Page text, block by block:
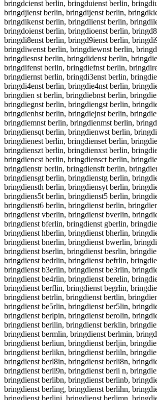
bringdcienst berlin, bringduienst berlin,
bringdjienst berlin, bringdijenst berlin,
bringdikenst berlin, bringdlienst berlin,
bringdoienst berlin, bringdioenst berlin,
bringdi8enst berlin, bringd9ienst berlin,
bringdiwenst berlin, bringdiewnst berlin,
bringdiesnst berlin, bringdidenst berlin,
bringdifenst berlin, bringdiefnst berlin,
bringdiernst berlin, bringdi3enst berlin,
bringdi4enst berlin, bringdie4nst berlin,
bringdien st berlin, bringdiebnst berlin,
bringdiegnst berlin, bringdiengst berlin,
bringdienhst berlin, bringdiejnst berlin,
bringdiemnst berlin, bringdienmst berlin,
bringdiensqt berlin, bringdienwst berlin,
bringdienest berlin, bringdienset berlin,
bringdienszt berlin, bringdienxst berlin,
bringdiencst berlin, bringdiensct berlin,
bringdienstr berlin, bringdiensft berlin,
bringdiensgt berlin, bringdienstg berlin,
bringdiensth berlin, bringdiensyt berlin,
bringdiens5t berlin, bringdienst5 berlin,
bringdienst6 berlin, bringdienst berlin,
bringdienst vberlin, bringdienst bverlin,
bringdienst bferlin, bringdienst gberlin,
bringdienst hberlin, bringdienst bherlin,
bringdienst bnerlin, bringdienst bwerlin,
bringdienst bserlin, bringdienst besrlin,
bringdienst bedrlin, bringdienst befrlin,
bringdienst b3erlin, bringdienst be3rlin,
bringdienst be4rlin, bringdienst berelin,
bringdienst berflin, bringdienst begrlin,
bringdienst betrlin, bringdienst bertlin,
bringdienst be5rlin, bringdienst ber5lin,
bringdienst berlpin, bringdienst berolin,
bringdienst berilin, bringdienst berklin,
bringdienst bermlin, bringdienst berlmin,
bringdienst berliun, bringdienst berljin,
bringdienst berlikn, bringdienst berliln,
bringdienst berl8in, bringdienst berli8n,
bringdienst berli9n, bringdienst berli n,
bringdienst berlibn, bringdienst berlinb,
bringdienst berling, bringdienst berlihn,